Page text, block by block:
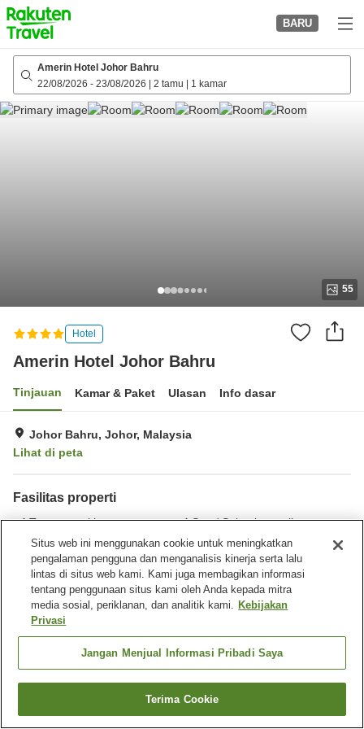
to
top
page
BARU
Amerin Hotel Johor Bahru
22/08/2026 - 23/08/2026 2 tamu 1 kamar
55
Hotel
Amerin Hotel Johor Bahru
Tinjauan Kamar & Paket Ulasan Info dasar
Johor Bahru, Johor, Malaysia
Lihat di peta
Fasilitas properti
Tempat parkir
Spa / Salon kecantikan
Restoran
Bar
Beranda Malaysia Johor
Johor Bahru
Amerin Hotel Johor Bahru
Cari kamar
Situs web ini menggunakan cookie untuk meningkatkan
pengalaman pengguna dan menganalisis kinerja serta lalu
lintas di situs web kami. Kami juga membagikan informasi
tentang penggunaan situs kami oleh Anda kepada mitra
media sosial, periklanan, dan analitik kami. Kebijakan
Privasi
Jangan Menjual Informasi Pribadi Saya
Terima Cookie